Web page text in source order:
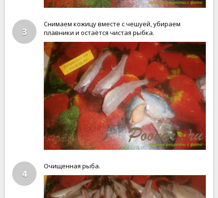
3
Снимаем кожицу вместе с чешуей, убираем
плавники и остаётся чистая рыбка.
4
Очищенная рыба.